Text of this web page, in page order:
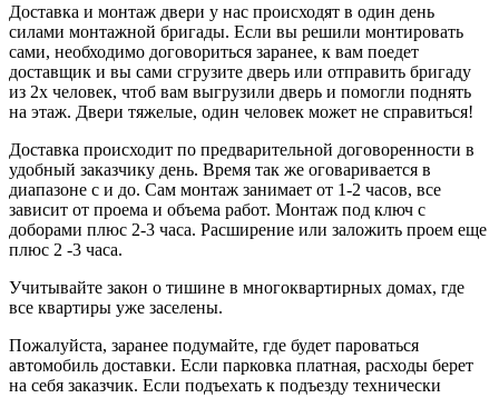
Доставка и монтаж двери у нас происходят в один день
силами монтажной бригады. Если вы решили монтировать
сами, необходимо договориться заранее, к вам поедет
доставщик и вы сами сгрузите дверь или отправить бригаду
из 2х человек, чтоб вам выгрузили дверь и помогли поднять
на этаж. Двери тяжелые, один человек может не справиться!
Доставка происходит по предварительной договоренности в
удобный заказчику день. Время так же оговаривается в
диапазоне с и до. Сам монтаж занимает от 1-2 часов, все
зависит от проема и объема работ. Монтаж под ключ с
доборами плюс 2-3 часа. Расширение или заложить проем еще
плюс 2 -3 часа.
Учитывайте закон о тишине в многоквартирных домах, где
все квартиры уже заселены.
Пожалуйста, заранее подумайте, где будет пароваться
автомобиль доставки. Если парковка платная, расходы берет
на себя заказчик. Если подъехать к подъезду технически